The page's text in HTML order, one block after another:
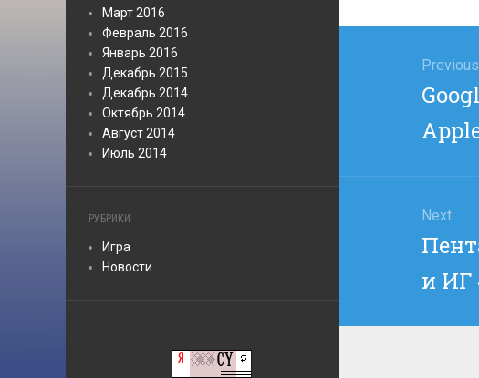
Март 2016
Февраль 2016
Январь 2016
Декабрь 2015
Декабрь 2014
Октябрь 2014
Август 2014
Июль 2014
РУБРИКИ
Игра
Новости
записям
Previous
Previous
Next
Next
и ИГ